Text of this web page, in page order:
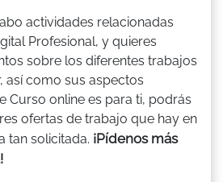
actividades relacionadas
Profesional, y quieres
sobre los diferentes trabajos
así como sus aspectos
Curso online es para ti, podrás
ofertas de trabajo que hay en
tan solicitada. ¡Pídenos más